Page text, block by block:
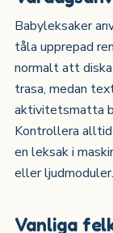
Babyleksaker
tåla upprepad
normalt att
trasa, medan
aktivitetsmatta
Kontrollera
en leksak i
eller ljudmoduler.
Vanliga